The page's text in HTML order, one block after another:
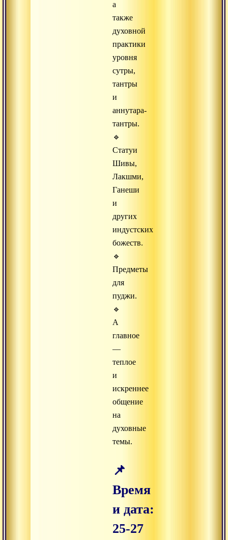
а
также
духовной
практики
уровня
сутры,
тантры
и
аннутара-
тантры.
🔹
Статуи
Шивы,
Лакшми,
Ганеши
и
других
индустских
божеств.
🔹
Предметы
для
пуджи.
🔹
А
главное
—
теплое
и
искреннее
общение
на
духовные
темы.
📌
Время
и дата:
25-27